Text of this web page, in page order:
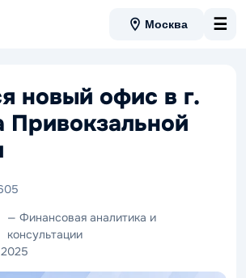
Москва ☰
новый офис в г.
Привокзальной
— Финансовая аналитика и
консультации